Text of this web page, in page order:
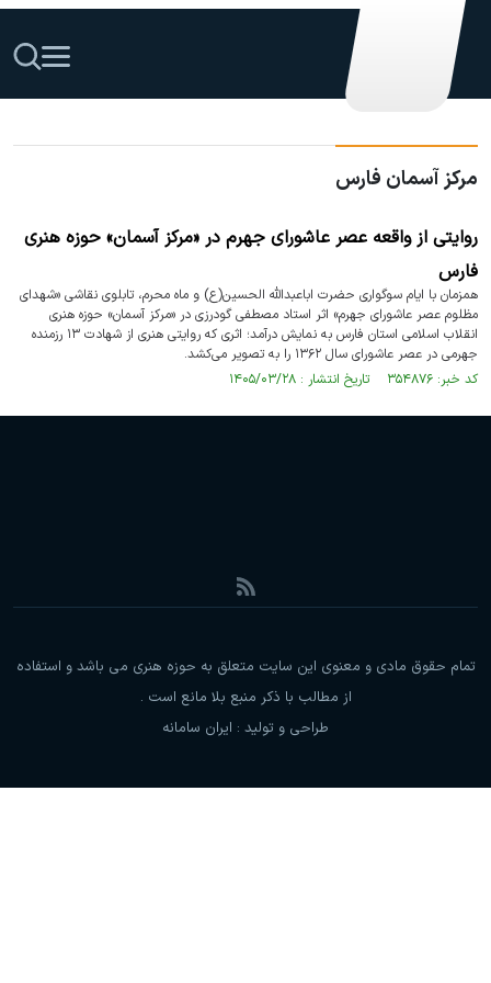
مرکز آسمان فارس
روایتی از واقعه عصر عاشورای جهرم در «مرکز آسمان» حوزه هنری
فارس
همزمان با ایام سوگواری حضرت اباعبدالله الحسین(ع) و ماه محرم، تابلوی نقاشی «شهدای
مظلوم عصر عاشورای جهرم» اثر استاد مصطفی گودرزی در «مرکز آسمان» حوزه هنری
انقلاب اسلامی استان فارس به نمایش درآمد؛ اثری که روایتی هنری از شهادت ۱۳ رزمنده
جهرمی در عصر عاشورای سال ۱۳۶۲ را به تصویر می‌کشد.
کد خبر: ۳۵۴۸۷۶ تاریخ انتشار : ۱۴۰۵/۰۳/۲۸
تمام حقوق مادی و معنوی این سایت متعلق به حوزه هنری می باشد و استفاده
از مطالب با ذکر منبع بلا مانع است .
طراحی و تولید : ایران سامانه